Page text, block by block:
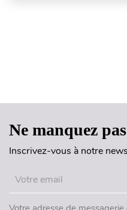
Ne manquez
Inscrivez-vous à notre